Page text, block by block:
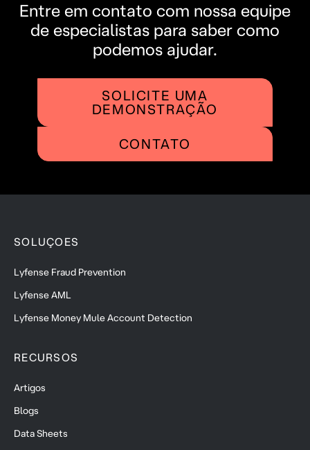
Entre em contato com nossa equipe
de especialistas para saber como
podemos ajudar.
SOLICITE UMA
DEMONSTRAÇÃO
CONTATO
SOLUÇOES
Lyfense Fraud Prevention
Lyfense AML
Lyfense Money Mule Account Detection
RECURSOS
Artigos
Blogs
Data Sheets